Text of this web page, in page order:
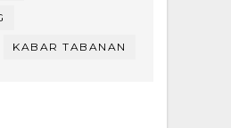
KABAR TABANAN